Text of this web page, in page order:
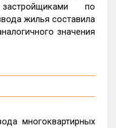
по
жилья составила
значения
многоквартирных